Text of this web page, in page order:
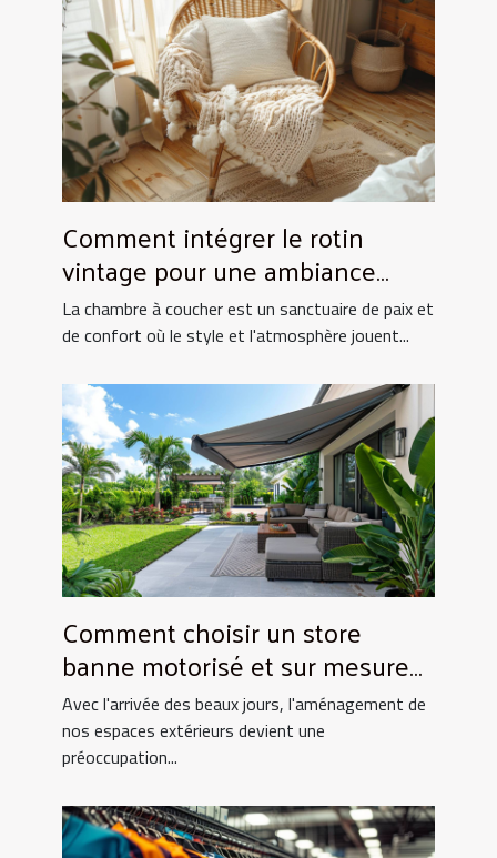
Comment intégrer le rotin
vintage pour une ambiance
chaleureuse en chambre
La chambre à coucher est un sanctuaire de paix et
de confort où le style et l'atmosphère jouent...
Comment choisir un store
banne motorisé et sur mesure
pour votre maison
Avec l'arrivée des beaux jours, l'aménagement de
nos espaces extérieurs devient une
préoccupation...